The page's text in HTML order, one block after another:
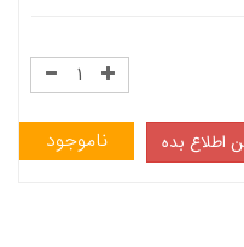
ناموجود اطلاع بده